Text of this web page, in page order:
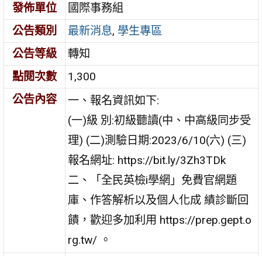
發佈單位
國際事務組
公告類別
最新消息, 學生專區
公告等級
轉知
點閱次數
1,300
公告內容
一、報名資訊如下:
(一)級 別:初級聽讀(中、中高級同步受
理) (二)測驗日期:2023/6/10(六) (三)
報名網址: https://bit.ly/3Zh3TDk
二、「全民英檢i學網」免費官網題
庫、作答解析以及個人化成 績診斷回
饋，歡迎多加利用 https://prep.gept.o
rg.tw/ 。